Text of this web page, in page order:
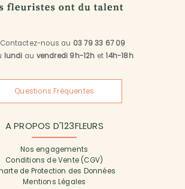
Contactez-nous au 03 79 33 67 09
lundi au vendredi 9h-12h et14h-18h
Questions Fréquentes
A PROPOS D'123FLEURS
Nos engagements
Conditions de Vente (CGV)
de Protection des Données
Mentions Légales